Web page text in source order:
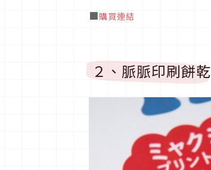
■購買連結
２、脈脈印刷餅乾